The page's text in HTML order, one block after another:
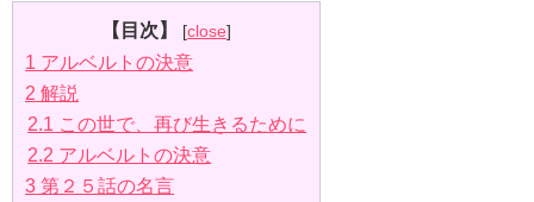
【目次】 [close]
1 アルベルトの決意
2 解説
2.1 この世で、再び生きるために
2.2 アルベルトの決意
3 第２５話の名言